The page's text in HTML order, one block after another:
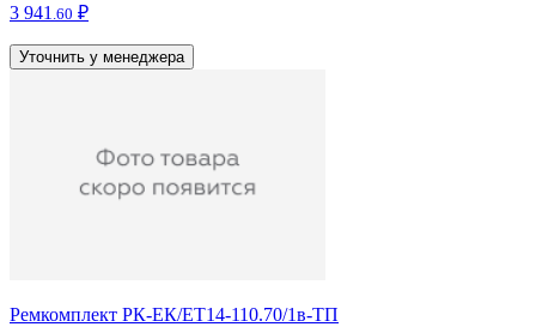
3 941 .60 ₽
Уточнить у менеджера
Ремкомплект РК-ЕК/ЕТ14-110.70/1в-ТП